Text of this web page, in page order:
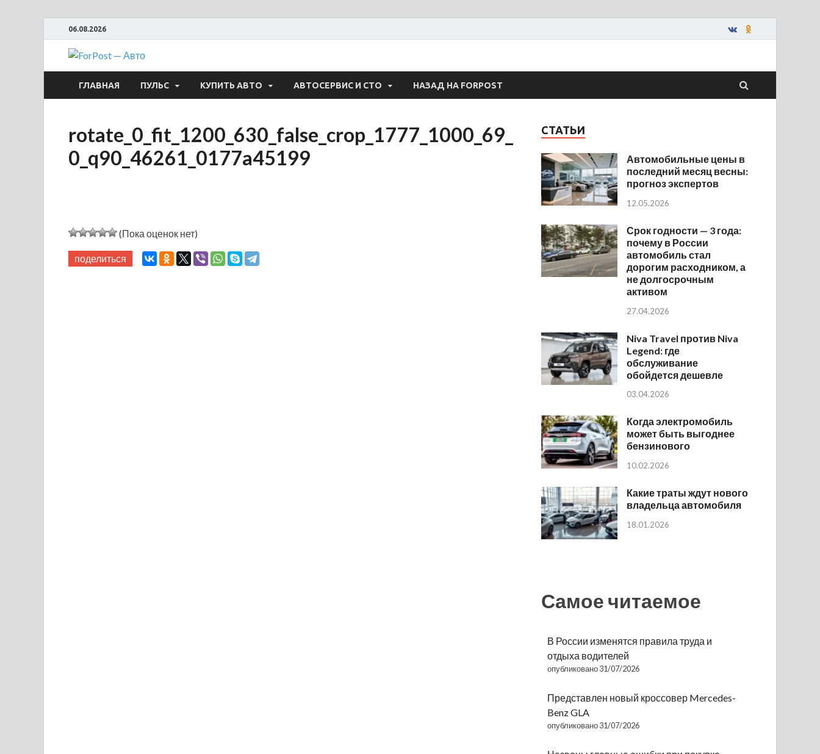
06.08.2026
ForPost — Авто
ГЛАВНАЯ ПУЛЬС КУПИТЬ АВТО АВТОСЕРВИС И СТО НАЗАД НА FORPOST
rotate_0_fit_1200_630_false_crop_1777_1000_69_
0_q90_46261_0177a45199
(Пока оценок нет)
поделиться
СТАТЬИ
Автомобильные цены в
последний месяц весны:
прогноз экспертов
12.05.2026
Срок годности — 3 года:
почему в России
автомобиль стал
дорогим расходником, а
не долгосрочным
активом
27.04.2026
Niva Travel против Niva
Legend: где
обслуживание
обойдется дешевле
03.04.2026
Когда электромобиль
может быть выгоднее
бензинового
10.02.2026
Какие траты ждут нового
владельца автомобиля
18.01.2026
Самое читаемое
В России изменятся правила труда и
отдыха водителей
опубликовано 31/07/2026
Представлен новый кроссовер Mercedes-
Benz GLA
опубликовано 31/07/2026